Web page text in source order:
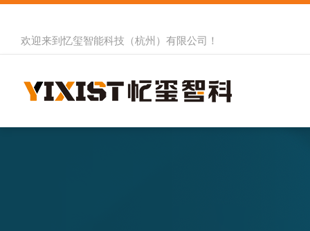
欢迎来到 忆玺智能科技（杭州）有限公司 ！